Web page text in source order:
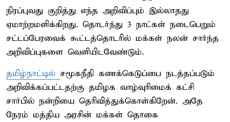
நிரப்புவது குறித்து எந்த அறிவிப்பும் இல்லாதது
ஏமாற்றமளிக்கிறது. தொடர்ந்து 3 நாட்கள் நடைபெறும்
சட்டப்பேரவைக் கூட்டத்தொடரில் மக்கள் நலன் சார்ந்த
அறிவிப்புகளை வெளியிடவேண்டும்.
தமிழ்நாட்டில் சமூகநீதி கணக்கெடுப்பை நடத்தப்படும்
அறிவிக்கப்பட்டதற்கு தமிழக வாழ்வுரிமைக் கட்சி
சார்பில் நன்றியை தெரிவித்துக்கொள்கிறேன். அதே
நேரம் மத்திய அரசின் மக்கள் தொகை